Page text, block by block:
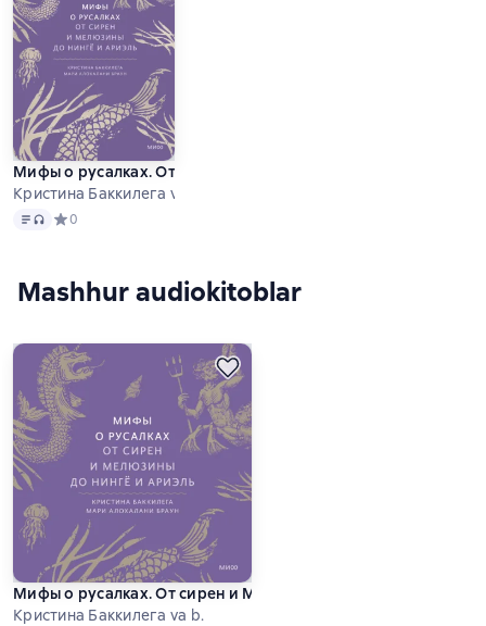
Мифы о русалках. От сирен и Мелюзины до нингё и Ариэль
Кристина Баккилега va b.
Matn , audio format mavjud
Средний рейтинг 0 на основе 0 оценок
0
Mashhur audiokitoblar
Мифы о русалках. От сирен и Мелюзины до нингё и Ариэль
Кристина Баккилега va b.